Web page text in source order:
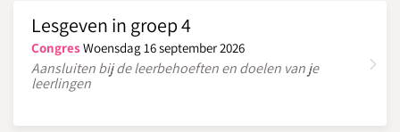
Lesgeven in groep 4
Congres Woensdag 16 september 2026
Aansluiten bij de leerbehoeften en doelen van je
leerlingen